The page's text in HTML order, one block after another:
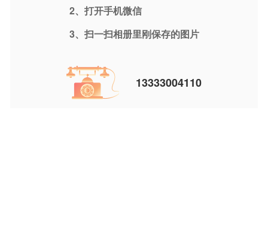
2、打开手机微信
3、扫一扫相册里刚保存的图片
13333004110